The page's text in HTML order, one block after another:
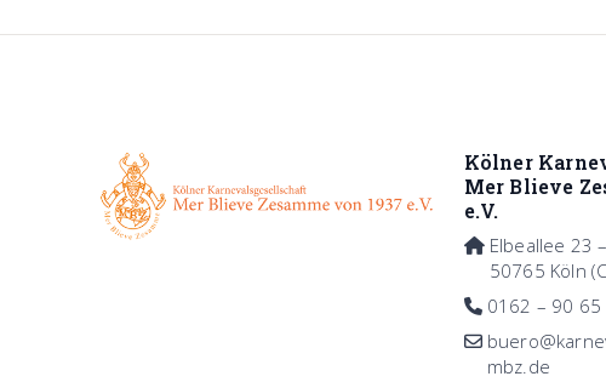
Kölner
Mer Blieve
e.V.
Elbeallee 23
50765 Köln
0162 – 90 65
mbz.de